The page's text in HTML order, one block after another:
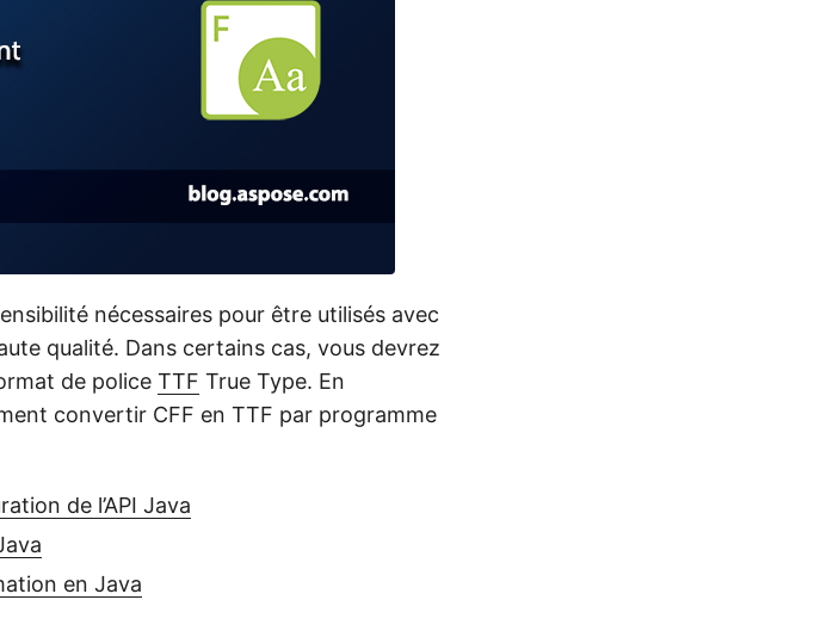
nécessaires pour être utilisés avec
qualité. Dans certains cas, vous devrez
de police TTF True Type. En
convertir CFF en TTF par programme
de l’API Java
en Java